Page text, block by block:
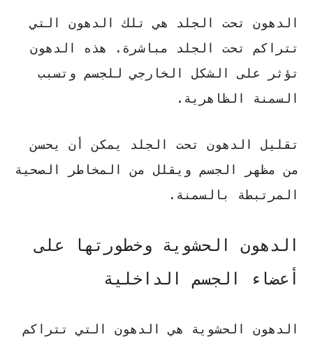
الدهون تحت الجلد هي تلك الدهون التي
تتراكم تحت الجلد مباشرة. هذه الدهون
تؤثر على الشكل الخارجي للجسم وتسبب
السمنة الظاهرية.
تقليل الدهون تحت الجلد يمكن أن يحسن
من مظهر الجسم ويقلل من المخاطر الصحية
المرتبطة بالسمنة.
الدهون الحشوية وخطورتها على
أعضاء الجسم الداخلية
الدهون الحشوية هي الدهون التي تتراكم